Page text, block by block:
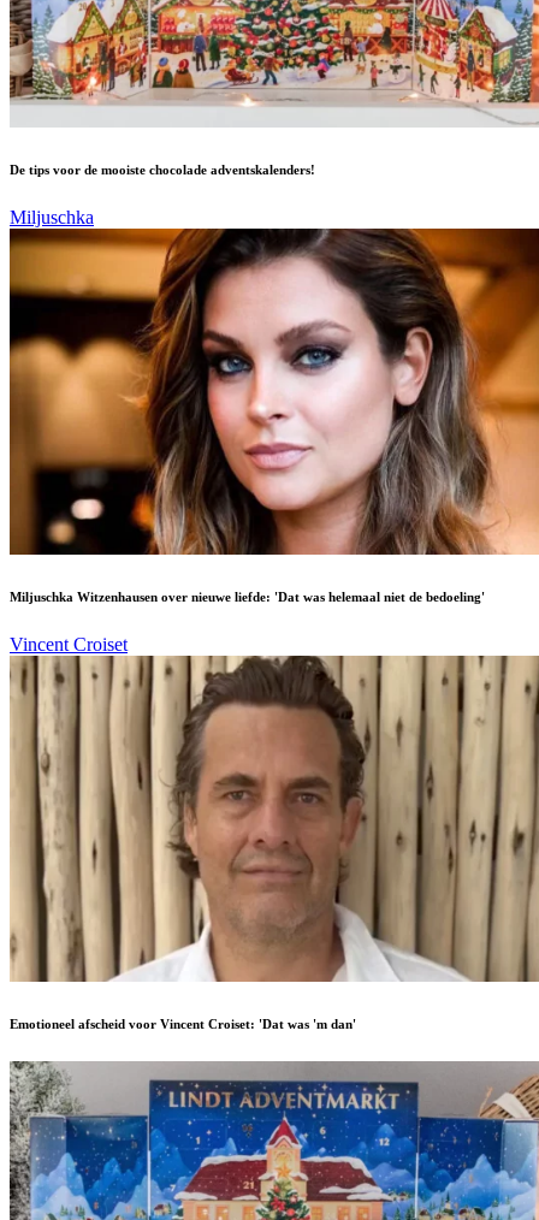
De tips voor de mooiste chocolade adventskalenders!
Miljuschka
Miljuschka Witzenhausen over nieuwe liefde: 'Dat was helemaal niet de bedoeling'
Vincent Croiset
Emotioneel afscheid voor Vincent Croiset: 'Dat was 'm dan'